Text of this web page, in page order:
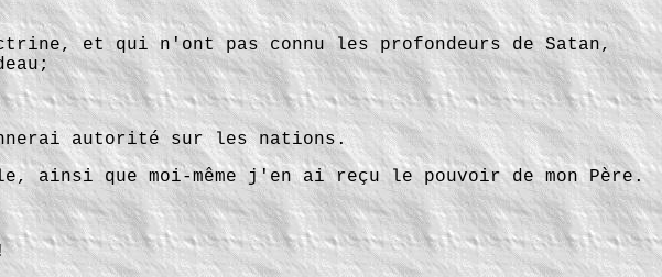
et qui n'ont pas connu les profondeurs de Satan,
autorité sur les nations.
ainsi que moi-même j'en ai reçu le pouvoir de mon Père.